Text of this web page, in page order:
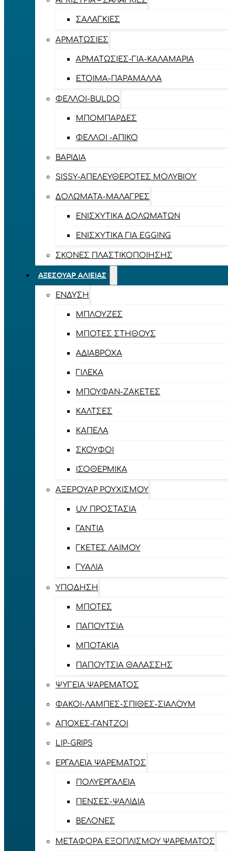
ΣΑΛΑΓΚΙΈΣ
ΑΡΜΑΤΩΣΙΈΣ
ΑΡΜΑΤΩΣΙΈΣ-ΓΙΑ-ΚΑΛΑΜΆΡΙΑ
ΈΤΟΙΜΑ-ΠΑΡΆΜΑΛΛΑ
ΦΕΛΛΟΊ-BULDO
ΜΠΟΜΠΆΡΔΕΣ
ΦΕΛΛΟΊ -ΑΠΊΚΟ
ΒΑΡΊΔΙΑ
SISSY-ΑΠΕΛΕΥΘΕΡΟΤΈΣ ΜΟΛΥΒΙΟΎ
ΔΟΛΏΜΑΤΑ-ΜΑΛΆΓΡΕΣ
ΕΝΙΣΧΥΤΙΚΆ ΔΟΛΩΜΆΤΩΝ
ΕΝΙΣΧΥΤΙΚΆ ΓΙΑ EGGING
ΣΚΌΝΕΣ ΠΛΑΣΤΙΚΟΠΟΊΗΣΗΣ
ΑΞΕΣΟΥΆΡ ΑΛΙΕΊΑΣ
ΈΝΔΥΣΗ
ΜΠΛΟΎΖΕΣ
ΜΠΌΤΕΣ ΣΤΉΘΟΥΣ
ΑΔΙΆΒΡΟΧΑ
ΓΙΛΈΚΑ
ΜΠΟΥΦΆΝ-ΖΑΚΈΤΕΣ
ΚΆΛΤΣΕΣ
ΚΑΠΈΛΑ
ΣΚΟΎΦΟΙ
ΙΣΟΘΕΡΜΙΚΆ
ΑΞΕΡΟΥΆΡ ΡΟΥΧΙΣΜΟΎ
UV ΠΡΟΣΤΑΣΊΑ
ΓΆΝΤΙΑ
ΓΚΈΤΕΣ ΛΑΊΜΟΥ
ΓΥΑΛΙΆ
ΥΠΌΔΗΣΗ
ΜΠΌΤΕΣ
ΠΑΠΟΎΤΣΙΑ
ΜΠΟΤΆΚΙΑ
ΠΑΠΟΎΤΣΙΑ ΘΑΛΆΣΣΗΣ
ΨΥΓΕΊΑ ΨΑΡΈΜΑΤΟΣ
ΦΑΚΟΊ-ΛΆΜΠΕΣ-ΣΠΊΘΕΣ-ΣΊΑΛΟΥΜ
ΑΠΌΧΕΣ-ΓΆΝΤΖΟΙ
LIP-GRIPS
EΡΓΑΛΕΊΑ ΨΑΡΈΜΑΤΟΣ
ΠΟΛΥΕΡΓΑΛΕΊΑ
ΠΈΝΣΕΣ-ΨΑΛΊΔΙΑ
ΒΕΛΌΝΕΣ
ΜΕΤΑΦΟΡΆ ΕΞΟΠΛΙΣΜΟΎ ΨΑΡΈΜΑΤΟΣ